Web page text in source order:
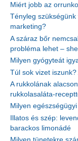
Miért jobb az
Tényleg
marketing?
A száraz bőr
probléma lehet –
Milyen gyógyteát
Túl sok vizet
A rukkolának
rukkolasaláta-
Milyen
Illatos és szép:
barackos limonádé